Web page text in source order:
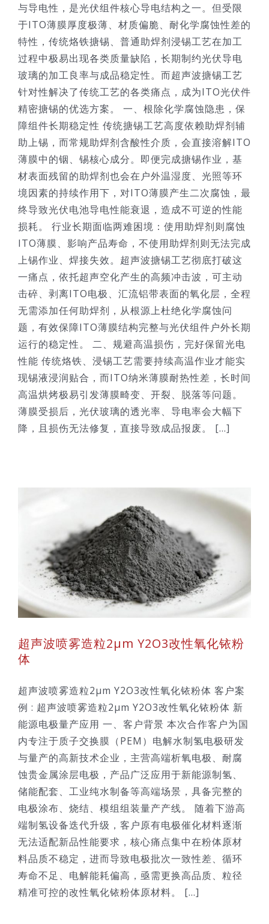
与导电性，是光伏组件核心导电结构之一。但受限
于ITO薄膜厚度极薄、材质偏脆、耐化学腐蚀性差的
特性，传统烙铁搪锡、普通助焊剂浸锡工艺在加工
过程中极易出现各类质量缺陷，长期制约光伏导电
玻璃的加工良率与成品稳定性。而超声波搪锡工艺
针对性解决了传统工艺的各类痛点，成为ITO光伏件
精密搪锡的优选方案。 一、根除化学腐蚀隐患，保
障组件长期稳定性 传统搪锡工艺高度依赖助焊剂辅
助上锡，而常规助焊剂含酸性介质，会直接溶解ITO
薄膜中的铟、锡核心成分。即便完成搪锡作业，基
材表面残留的助焊剂也会在户外温湿度、光照等环
境因素的持续作用下，对ITO薄膜产生二次腐蚀，最
终导致光伏电池导电性能衰退，造成不可逆的性能
损耗。 行业长期面临两难困境：使用助焊剂则腐蚀
ITO薄膜、影响产品寿命，不使用助焊剂则无法完成
上锡作业、焊接失效。超声波搪锡工艺彻底打破这
一痛点，依托超声空化产生的高频冲击波，可主动
击碎、剥离ITO电极、汇流铝带表面的氧化层，全程
无需添加任何助焊剂，从根源上杜绝化学腐蚀问
题，有效保障ITO薄膜结构完整与光伏组件户外长期
运行的稳定性。 二、规避高温损伤，完好保留光电
性能 传统烙铁、浸锡工艺需要持续高温作业才能实
现锡液浸润贴合，而ITO纳米薄膜耐热性差，长时间
高温烘烤极易引发薄膜畸变、开裂、脱落等问题。
薄膜受损后，光伏玻璃的透光率、导电率会大幅下
降，且损伤无法修复，直接导致成品报废。 [...]
超声波喷雾造粒2μm Y2O3改性氧化铱粉
体
超声波喷雾造粒2μm Y2O3改性氧化铱粉体 客户案
例 : 超声波喷雾造粒2μm Y2O3改性氧化铱粉体 新
能源电极量产应用 一、客户背景 本次合作客户为国
内专注于质子交换膜（PEM）电解水制氢电极研发
与量产的高新技术企业，主营高端析氧电极、耐腐
蚀贵金属涂层电极，产品广泛应用于新能源制氢、
储能配套、工业纯水制备等高端场景，具备完整的
电极涂布、烧结、模组组装量产产线。 随着下游高
端制氢设备迭代升级，客户原有电极催化材料逐渐
无法适配新品性能要求，核心痛点集中在粉体原材
料品质不稳定，进而导致电极批次一致性差、循环
寿命不足、电解能耗偏高，亟需更换高品质、粒径
精准可控的改性氧化铱粉体原材料。 [...]